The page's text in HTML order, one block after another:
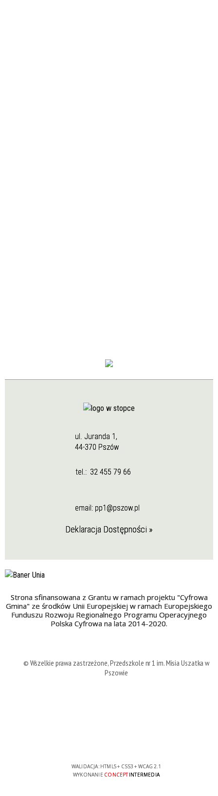
ul. Juranda 1,
44-370 Pszów
tel.: 32 455 79 66
email: pp1@pszow.pl
Deklaracja Dostępności »
Strona sfinansowana z Grantu w ramach projektu "Cyfrowa
Gmina" ze środków Unii Europejskiej w ramach Europejskiego
Funduszu Rozwoju Regionalnego Programu Operacyjnego
Polska Cyfrowa na lata 2014-2020.
© Wszelkie prawa zastrzeżone, Przedszkole nr 1 im. Misia Uszatka w
Pszowie
WALIDACJA: HTML5+ CSS3 + WCAG 2.1
WYKONANIE CONCEPTINTERMEDIA